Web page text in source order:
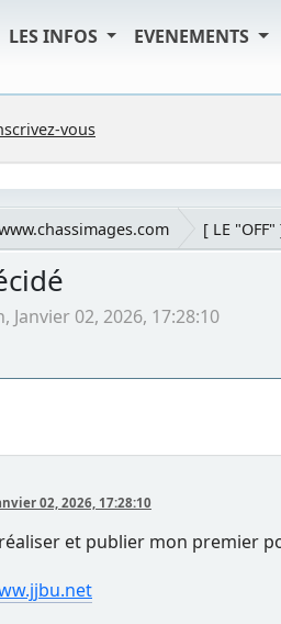
LES INFOS EVENEMENTS
vous
[ LE "OFF"
02, 2026, 17:28:10
02, 2026, 17:28:10
et publier mon premier